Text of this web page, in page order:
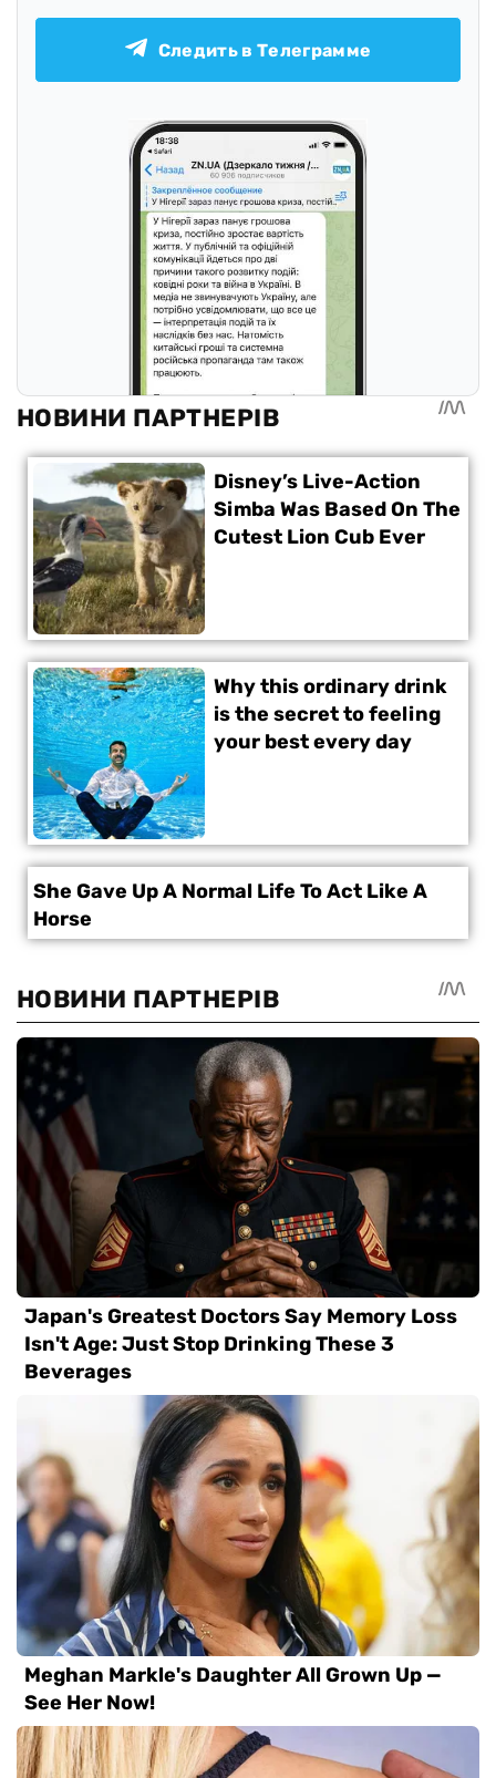
Следить в Телеграмме